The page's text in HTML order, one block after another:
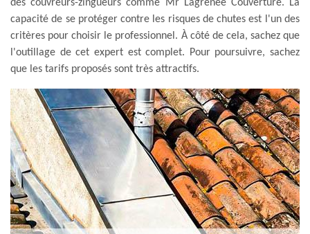
des couvreurs-zingueurs comme Mr Lagrenee Couverture. La
capacité de se protéger contre les risques de chutes est l'un des
critères pour choisir le professionnel. À côté de cela, sachez que
l'outillage de cet expert est complet. Pour poursuivre, sachez
que les tarifs proposés sont très attractifs.